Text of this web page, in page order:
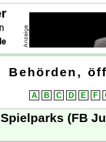
Behörden,
A B C D E F
Spielparks (FB